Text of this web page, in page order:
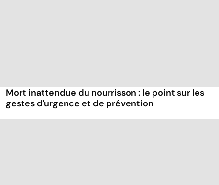
Mort inattendue du nourrisson : le point sur les
gestes d'urgence et de prévention